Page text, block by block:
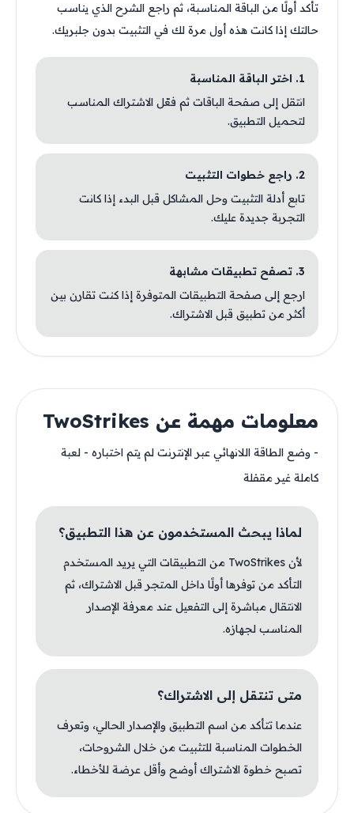
تأكد أولًا من الباقة المناسبة، ثم راجع الشرح الذي يناسب
حالتك إذا كانت هذه أول مرة لك في التثبيت بدون جلبريك.
1. اختر الباقة المناسبة
انتقل إلى صفحة الباقات ثم فعّل الاشتراك المناسب
لتحميل التطبيق.
2. راجع خطوات التثبيت
تابع أدلة التثبيت وحل المشاكل قبل البدء إذا كانت
التجربة جديدة عليك.
3. تصفح تطبيقات مشابهة
ارجع إلى صفحة التطبيقات المتوفرة إذا كنت تقارن بين
أكثر من تطبيق قبل الاشتراك.
معلومات مهمة عن TwoStrikes
- وضع الطاقة اللانهائي عبر الإنترنت لم يتم اختباره - لعبة
كاملة غير مقفلة
لماذا يبحث المستخدمون عن هذا التطبيق؟
لأن TwoStrikes من التطبيقات التي يريد المستخدم
التأكد من توفرها أولًا داخل المتجر قبل الاشتراك، ثم
الانتقال مباشرة إلى التفعيل عند معرفة الإصدار
المناسب لجهازه.
متى تنتقل إلى الاشتراك؟
عندما تتأكد من اسم التطبيق والإصدار الحالي، وتعرف
الخطوات المناسبة للتثبيت من خلال الشروحات،
تصبح خطوة الاشتراك أوضح وأقل عرضة للأخطاء.